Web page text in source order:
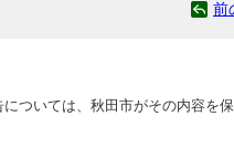
前
ついては、秋田市がその内容を